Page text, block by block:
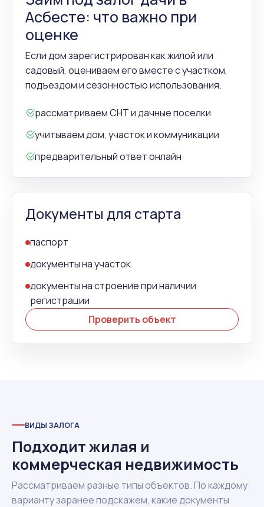
Асбесте: что важно при
оценке
Если дом зарегистрирован как жилой или
садовый, оцениваем его вместе с участком,
подъездом и сезонностью использования.
рассматриваем СНТ и дачные поселки
учитываем дом, участок и коммуникации
предварительный ответ онлайн
Документы для старта
паспорт
документы на участок
документы на строение при наличии
регистрации
Проверить объект
ВИДЫ ЗАЛОГА
Подходит жилая и
коммерческая недвижимость
Рассматриваем разные типы объектов. По каждому
варианту заранее подскажем, какие документы